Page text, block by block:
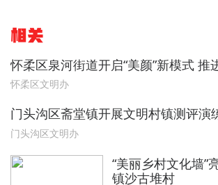
相关
怀柔区泉河街道开启“美颜”新模式 推
怀柔区文明办
门头沟区斋堂镇开展文明村镇测评演
门头沟区文明办
“美丽乡村文化墙”
镇沙古堆村